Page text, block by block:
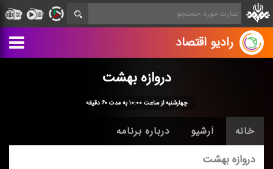
رادیو اقتصاد
دروازه بهشت
چهارشنبه از ساعت ۱۰:۰۰ به مدت ۶۰ دقیقه
خانه آرشیو درباره برنامه
دروازه بهشت